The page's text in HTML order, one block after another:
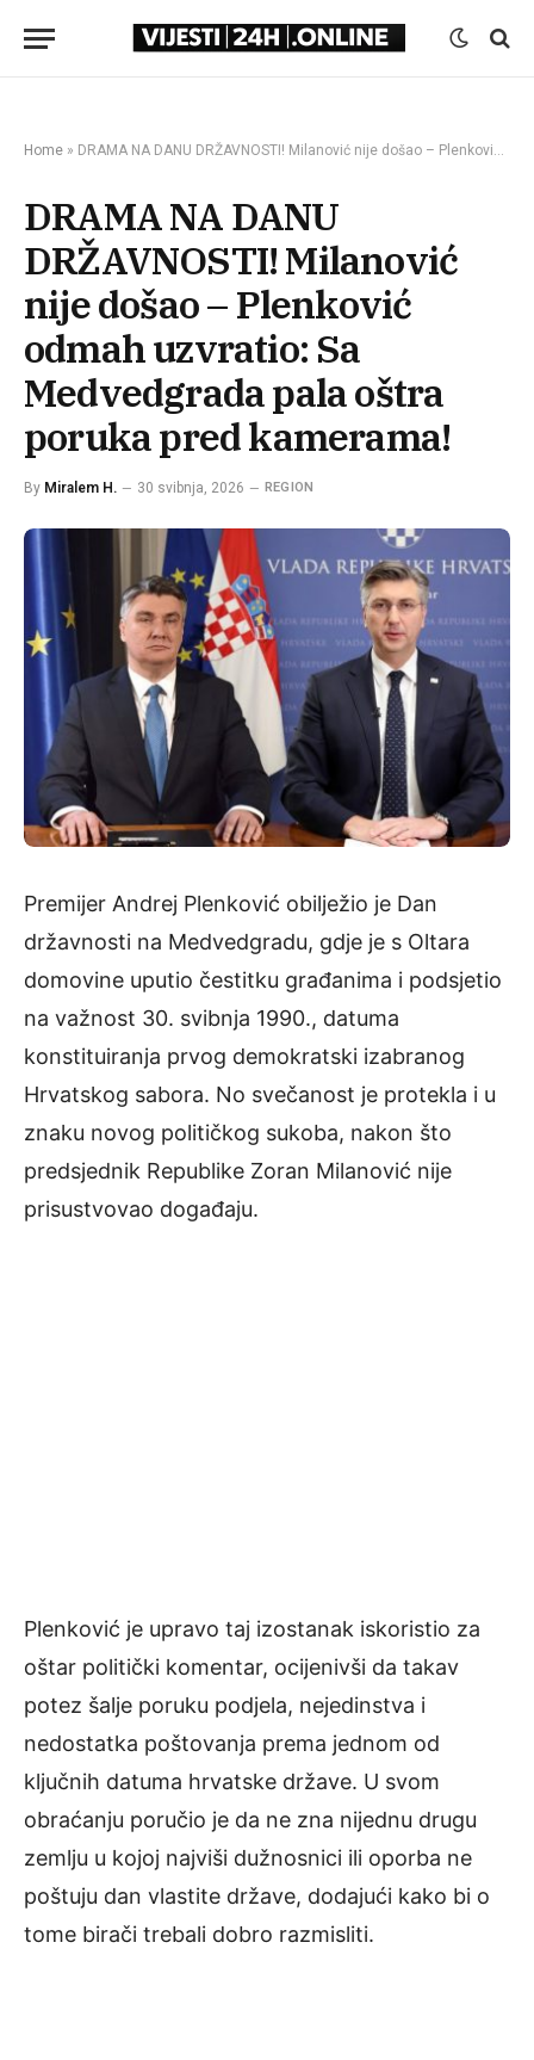
Home » DRAMA NA DANU DRŽAVNOSTI! Milanović nije došao – Plenković odmah uzvratio: Sa Medvedgrada pala oštra poruka pred kamerama!
DRAMA NA DANU
DRŽAVNOSTI! Milanović
nije došao – Plenković
odmah uzvratio: Sa
Medvedgrada pala oštra
poruka pred kamerama!
By Miralem H. 30 svibnja, 2026 REGION
Premijer Andrej Plenković obilježio je Dan
državnosti na Medvedgradu, gdje je s Oltara
domovine uputio čestitku građanima i podsjetio
na važnost 30. svibnja 1990., datuma
konstituiranja prvog demokratski izabranog
Hrvatskog sabora. No svečanost je protekla i u
znaku novog političkog sukoba, nakon što
predsjednik Republike Zoran Milanović nije
prisustvovao događaju.
Plenković je upravo taj izostanak iskoristio za
oštar politički komentar, ocijenivši da takav
potez šalje poruku podjela, nejedinstva i
nedostatka poštovanja prema jednom od
ključnih datuma hrvatske države. U svom
obraćanju poručio je da ne zna nijednu drugu
zemlju u kojoj najviši dužnosnici ili oporba ne
poštuju dan vlastite države, dodajući kako bi o
tome birači trebali dobro razmisliti.